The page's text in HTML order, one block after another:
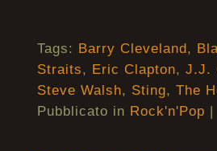
Tags: Barry Cleveland,
Straits, Eric Clapton, J.J.
Steve Walsh, Sting, The
Pubblicato in Rock'n'Pop |